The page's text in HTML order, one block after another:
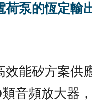
荷泵的恆定輸
效能矽方案供
音頻放大器